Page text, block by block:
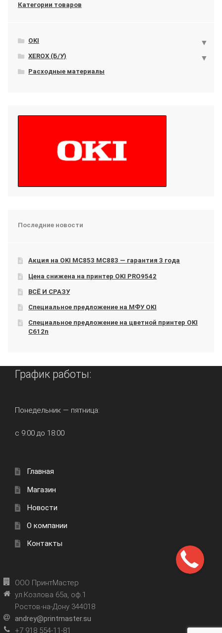
Категории товаров
OKI
XEROX (Б/У)
Расходные материалы
Последние новости
Акция на OKI МС853 МС883 — гарантия 3 года
Цена снижена на принтер OKI PRO9542
ВСЁ И СРАЗУ
Специальное предложение на МФУ OKI
Специальное предложение на цветной принтер OKI
C612n
График работы:
Понедельник — пятница:
с 9:00 до 18:00
Главная
Магазин
Новости
О компании
Контакты
ООО ПринтМастер
ул.Козлова 65а, оф.1
Ростов-на-Дону 344018
andrey@printmaster.su
+7 918 554-11-81